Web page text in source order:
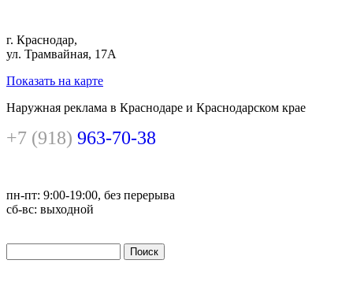
г. Краснодар,
ул. Трамвайная, 17А
Показать на карте
Наружная реклама в Краснодаре и Краснодарском крае
+7 (918) 963-70-38
пн-пт: 9:00-19:00, без перерыва
сб-вс: выходной
Форма поиска